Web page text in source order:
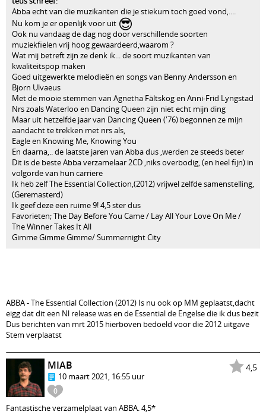
Abba echt van die muzikanten die je stiekum toch goed vond,....
Nu kom je er openlijk voor uit 😎
Ook nu vandaag de dag nog door verschillende soorten
muziekfielen vrij hoog gewaardeerd,waarom ?
Wat mij betreft zijn ze denk ik... de soort muzikanten van
kwaliteitspop maken
Goed uitgewerkte melodieën en songs van Benny Andersson en
Bjorn Ulvaeus
Met de mooie stemmen van Agnetha Fältskog en Anni-Frid Lyngstad
Nrs zoals Waterloo en Dancing Queen zijn niet echt mijn ding
Maar uit hetzelfde jaar van Dancing Queen ('76) begonnen ze mijn
aandacht te trekken met nrs als,
Eagle en Knowing Me, Knowing You
En daarna,.. de laatste jaren van Abba dus ,werden ze steeds beter
Dit is de beste Abba verzamelaar 2CD ,niks overbodig, (en heel fijn) in
volgorde van hun carriere
Ik heb zelf The Essential Collection,(2012) vrijwel zelfde samenstelling,
(Geremasterd)
Ik geef deze een ruime 9! 4,5 ster dus
Favorieten; The Day Before You Came / Lay All Your Love On Me /
The Winner Takes It All
Gimme Gimme Gimme/ Summernight City
ABBA - The Essential Collection (2012) Is nu ook op MM geplaatst,dacht
eigg dat dit een Nl release was en de Essential de Engelse die ik dus bezit
Dus berichten van mrt 2015 hierboven bedoeld voor die 2012 uitgave
Stem verplaatst
4,5
0
MIAB
10 maart 2021, 16:55 uur
Fantastische verzamelplaat van ABBA. 4,5*